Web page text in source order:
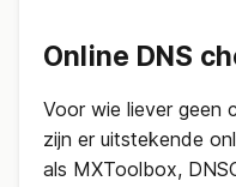
Online DNS
Voor wie liever geen
zijn er uitstekende
als MXToolbox,